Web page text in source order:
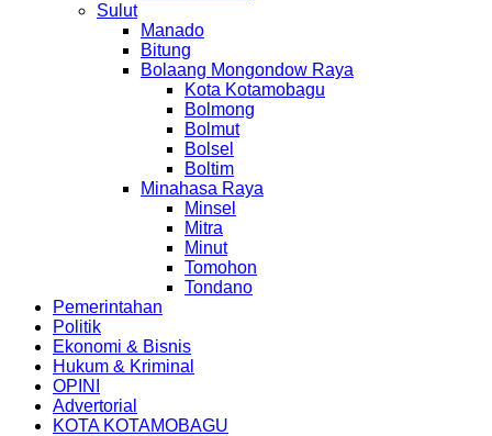
Sulut
Manado
Bitung
Bolaang Mongondow Raya
Kota Kotamobagu
Bolmong
Bolmut
Bolsel
Boltim
Minahasa Raya
Minsel
Mitra
Minut
Tomohon
Tondano
Pemerintahan
Politik
Ekonomi & Bisnis
Hukum & Kriminal
OPINI
Advertorial
KOTA KOTAMOBAGU